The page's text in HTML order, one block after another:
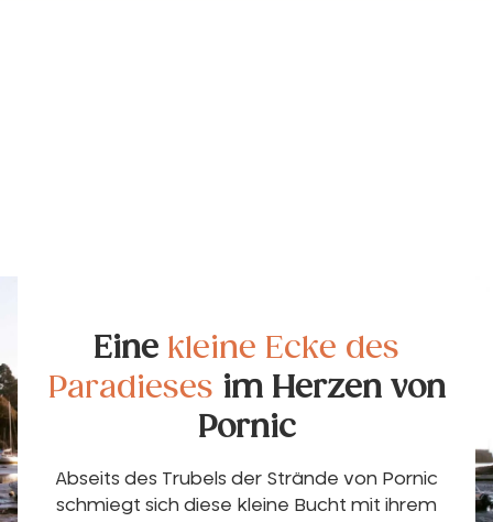
Eine kleine Ecke des
Paradieses im Herzen von
Pornic
Abseits des Trubels der Strände von Pornic
schmiegt sich diese kleine Bucht mit ihrem